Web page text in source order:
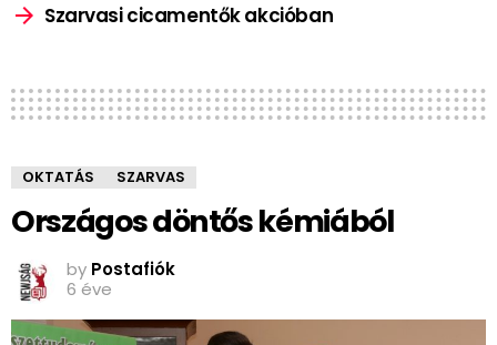
Szarvasi cicamentők akcióban
OKTATÁS SZARVAS
Országos döntős kémiából
by Postafiók
6 éve